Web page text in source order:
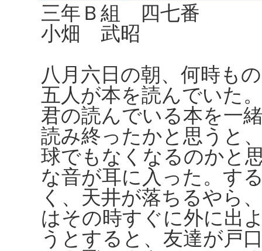
三年Ｂ組
小畑 武昭
八月六日の朝、何時も
五人が本を読んでいた
君の読んでいる本を一
読み終ったかと思うと
球でもなくなるのかと
な音が耳に入った。す
く、天井が落ちるやら
はその時すぐに外に出
うとすると、友達が戸